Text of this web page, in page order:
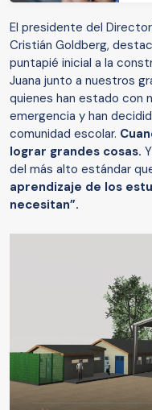
El presidente del
Cristián Goldberg,
puntapié inicial a la
Juana junto a nuestros
quienes han estado con
emergencia y han
comunidad escolar.
lograr grandes cosas.
del más alto estándar
aprendizaje de los
necesitan”.